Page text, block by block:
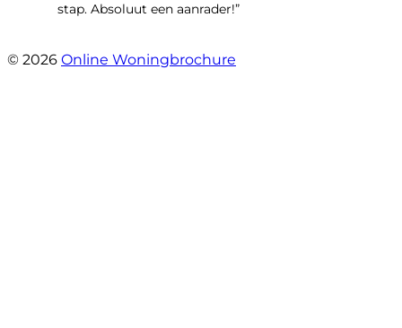
stap. Absoluut een aanrader!”
© 2026 Online Woningbrochure